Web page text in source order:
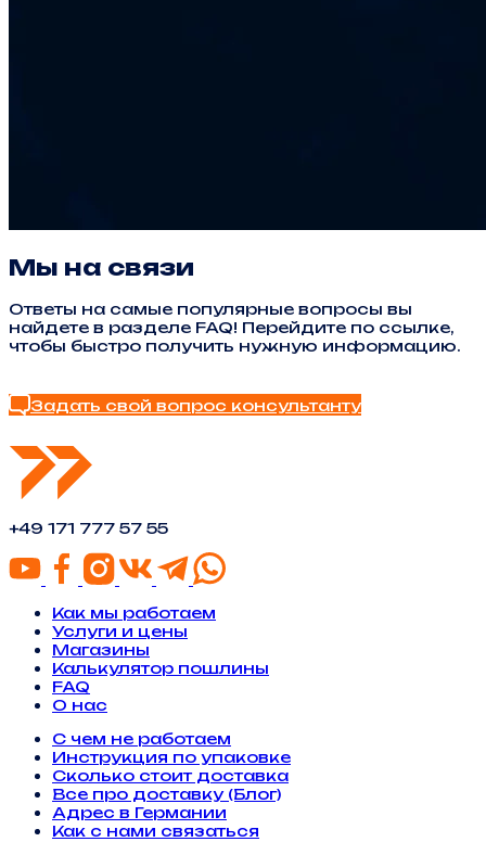
Мы на связи
Ответы на самые популярные вопросы вы
найдете в разделе FAQ! Перейдите по ссылке,
чтобы быстро получить нужную информацию.
Задать свой вопрос консультанту
+49 171 777 57 55
Как мы работаем
Услуги и цены
Магазины
Калькулятор пошлины
FAQ
О нас
С чем не работаем
Инструкция по упаковке
Сколько стоит доставка
Все про доставку (Блог)
Адрес в Германии
Как с нами связаться